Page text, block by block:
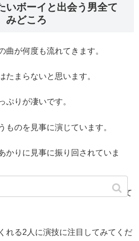
いボーイと出会う男全て
みどころ
曲が何度も流れてきます。
たまらないと思います。
ぷりが凄いです。
ものを見事に演じています。
かりに見事に振り回されていま
本当にぴったりで、鑑賞していて
れる2人に演技に注目してみてくだ